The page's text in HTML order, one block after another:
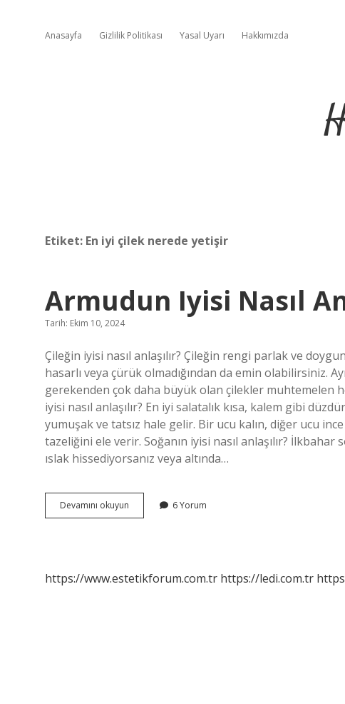
Anasayfa Gizlilik Politikası Yasal Uyarı Hakkımızda
Etiket: En iyi çilek nerede yetişir
Armudun Iyisi Nasıl
Tarih: Ekim 10, 2024
Çileğin iyisi nasıl anlaşılır? Çileğin rengi parlak ve
hasarlı veya çürük olmadığından da emin olabilirsiniz.
gerekenden çok daha büyük olan çilekler muhtemelen
iyisi nasıl anlaşılır? En iyi salatalık kısa, kalem gibi
yumuşak ve tatsız hale gelir. Bir ucu kalın, diğer ucu
tazeliğini ele verir. Soğanın iyisi nasıl anlaşılır? İlkbahar
ıslak hissediyorsanız veya altında…
Devamını okuyun Armudun
Iyisi
6 Yorum
https://www.estetikforum.com.tr https://ledi.com.tr